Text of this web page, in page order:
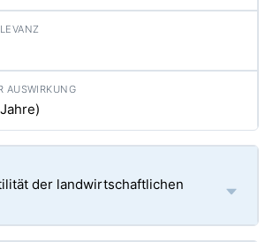
der landwirtschaftlichen